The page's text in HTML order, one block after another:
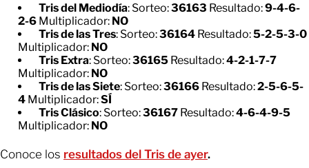
Tris del Mediodía: Sorteo:36163 Resultado:9-4-6-
2-6 Multiplicador: NO
Tris de las Tres: Sorteo:36164 Resultado:5-2-5-3-0
Multiplicador: NO
Tris Extra: Sorteo:36165 Resultado:4-2-1-7-7
Multiplicador: NO
Tris de las Siete: Sorteo:36166 Resultado:2-5-6-5-
4 Multiplicador:SÍ
Tris Clásico: Sorteo:36167 Resultado:4-6-4-9-5
Multiplicador: NO
Conoce los resultados del Tris de ayer.